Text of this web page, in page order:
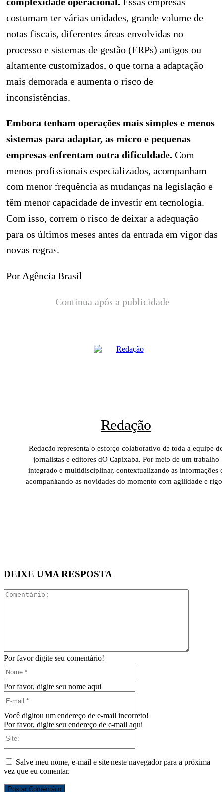
costumam ter várias unidades, grande volume de
notas fiscais, diferentes áreas envolvidas no
processo e sistemas de gestão (ERPs) antigos ou
altamente customizados, o que torna a adaptação
mais demorada e aumenta o risco de
inconsistências.
Embora tenham operações mais simples e menos
sistemas para adaptar, as micro e pequenas
empresas enfrentam outra dificuldade. Com
menos profissionais especializados, acompanham
com menor frequência as mudanças na legislação e
têm menor capacidade de investir em tecnologia.
Com isso, correm o risco de deixar a adequação
para os últimos meses antes da entrada em vigor das
novas regras.
Por Agência Brasil
Continua após a publicidade
Redação
Redação representa o esforço colaborativo de toda a equipe
jornalistas e editores dO Capixaba. Por meio de um trabalho
integrado e multidisciplinar, contextualizando as informações
acompanhando as novidades do momento com agilidade e
DEIXE UMA RESPOSTA
Por favor digite seu comentário!
Por favor, digite seu nome aqui
Você digitou um endereço de e-mail incorreto!
Por favor, digite seu endereço de e-mail aqui
Salve meu nome, e-mail e site neste navegador para a próxima
vez que eu comentar.